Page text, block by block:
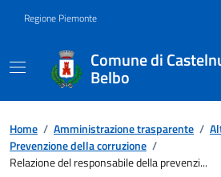
Regione Piemonte
Comune di
Belbo
Home / Amministrazione trasparente /
Prevenzione della corruzione /
Relazione del responsabile della prevenzi...